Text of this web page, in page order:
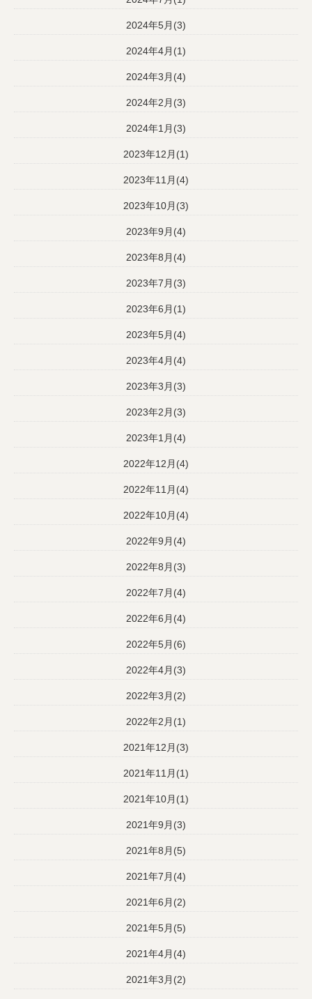
2024年5月(3)
2024年4月(1)
2024年3月(4)
2024年2月(3)
2024年1月(3)
2023年12月(1)
2023年11月(4)
2023年10月(3)
2023年9月(4)
2023年8月(4)
2023年7月(3)
2023年6月(1)
2023年5月(4)
2023年4月(4)
2023年3月(3)
2023年2月(3)
2023年1月(4)
2022年12月(4)
2022年11月(4)
2022年10月(4)
2022年9月(4)
2022年8月(3)
2022年7月(4)
2022年6月(4)
2022年5月(6)
2022年4月(3)
2022年3月(2)
2022年2月(1)
2021年12月(3)
2021年11月(1)
2021年10月(1)
2021年9月(3)
2021年8月(5)
2021年7月(4)
2021年6月(2)
2021年5月(5)
2021年4月(4)
2021年3月(2)